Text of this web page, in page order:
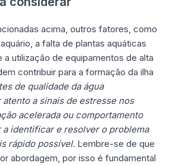
acima, outros fatores, como
a falta de plantas aquáticas
a utilização de equipamentos de alta
contribuir para a formação da ilha
de qualidade da água
a sinais de estresse nos
acelerada ou comportamento
a identificar e resolver o problema
rápido possível. Lembre-se de que
abordagem, por isso é fundamental